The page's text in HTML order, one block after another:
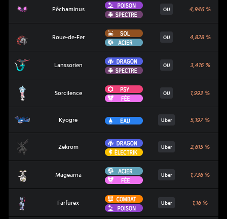
Pêchaminus
Poison
Spectre
OU 4,946%
Roue-de-Fer
Sol
Acier
OU 4,828%
Lanssorien
Dragon
Spectre
OU 3,416%
Sorcilence
Psy
Fée
OU 1,993%
Kyogre Eau Uber 5,197%
Zekrom
Dragon
Électrik
Uber 2,615%
Magearna
Acier
Fée
Uber 1,736%
Farfurex
Combat
Poison
Uber 1,16%